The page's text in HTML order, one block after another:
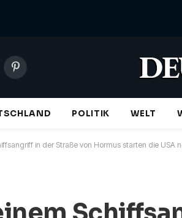
Pinterest
POLITIK WELT
in der Straße von Hormus starten die USA